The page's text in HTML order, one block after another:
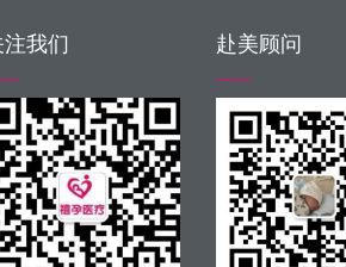
注我们 赴美顾问